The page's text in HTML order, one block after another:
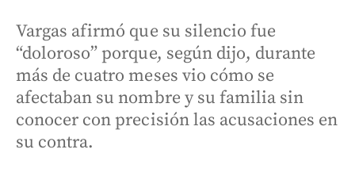
Vargas afirmó que su silencio fue
“doloroso” porque, según dijo, durante
más de cuatro meses vio cómo se
afectaban su nombre y su familia sin
conocer con precisión las acusaciones en
su contra.